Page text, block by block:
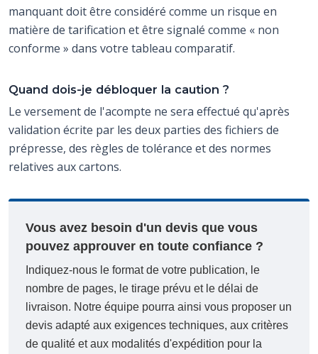
manquant doit être considéré comme un risque en
matière de tarification et être signalé comme « non
conforme » dans votre tableau comparatif.
Quand dois-je débloquer la caution ?
Le versement de l'acompte ne sera effectué qu'après
validation écrite par les deux parties des fichiers de
prépresse, des règles de tolérance et des normes
relatives aux cartons.
Vous avez besoin d'un devis que vous
pouvez approuver en toute confiance ?
Indiquez-nous le format de votre publication, le
nombre de pages, le tirage prévu et le délai de
livraison. Notre équipe pourra ainsi vous proposer un
devis adapté aux exigences techniques, aux critères
de qualité et aux modalités d'expédition pour la